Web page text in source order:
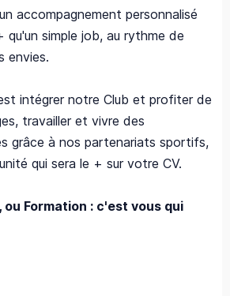
accompagnement personnalisé
qu'un simple job, au rythme de
envies.
intégrer notre Club et profiter de
travailler et vivre des
grâce à nos partenariats sportifs,
qui sera le + sur votre CV.
ou Formation : c'est vous qui